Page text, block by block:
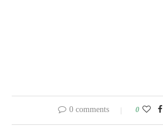
0 comments 0